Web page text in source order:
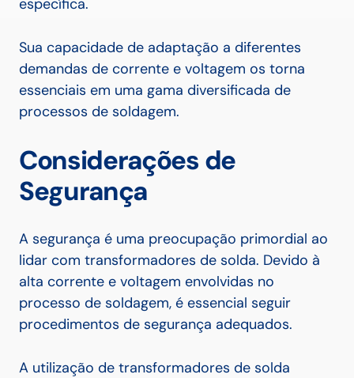
Sua capacidade de adaptação a diferentes
demandas de corrente e voltagem os torna
essenciais em uma gama diversificada de
processos de soldagem.
Considerações de
Segurança
A segurança é uma preocupação primordial ao
lidar com transformadores de solda. Devido à
alta corrente e voltagem envolvidas no
processo de soldagem, é essencial seguir
procedimentos de segurança adequados.
A utilização de transformadores de solda